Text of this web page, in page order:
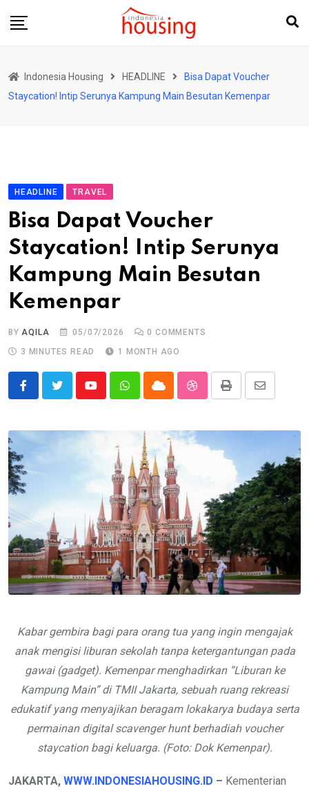
Indonesia Housing HEADLINE
Bisa Dapat Voucher
Staycation! Intip Serunya Kampung Main Besutan Kemenpar
HEADLINE TRAVEL
Bisa Dapat Voucher
Staycation! Intip Serunya
Kampung Main Besutan
Kemenpar
BY AQILA 05/07/2026 0 COMMENTS
3 MINUTES READ
1 MONTH AGO
YoutubeWhatsappCloud StumbleUpon
Print
Share
Email
Kabar gembira bagi para orang tua yang ingin mengajak
anak mengisi liburan sekolah tanpa ketergantungan pada
gawai (gadget). Kemenpar menghadirkan “Liburan ke
Kampung Main” di TMII Jakarta, sebuah ruang rekreasi
edukatif yang menyajikan beragam lokakarya budaya serta
permainan digital scavenger hunt berhadiah voucher
staycation bagi keluarga. (Foto: Dok Kemenpar).
JAKARTA, WWW.INDONESIAHOUSING.ID – Kementerian